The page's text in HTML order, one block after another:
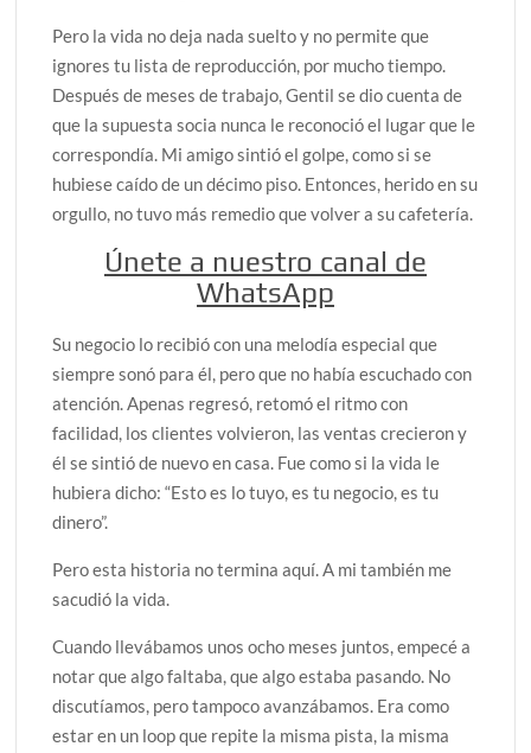
Pero la vida no deja nada suelto y no permite que
ignores tu lista de reproducción, por mucho tiempo.
Después de meses de trabajo, Gentil se dio cuenta de
que la supuesta socia nunca le reconoció el lugar que le
correspondía. Mi amigo sintió el golpe, como si se
hubiese caído de un décimo piso. Entonces, herido en su
orgullo, no tuvo más remedio que volver a su cafetería.
Únete a nuestro canal de
WhatsApp
Su negocio lo recibió con una melodía especial que
siempre sonó para él, pero que no había escuchado con
atención. Apenas regresó, retomó el ritmo con
facilidad, los clientes volvieron, las ventas crecieron y
él se sintió de nuevo en casa. Fue como si la vida le
hubiera dicho: “Esto es lo tuyo, es tu negocio, es tu
dinero”.
Pero esta historia no termina aquí. A mi también me
sacudió la vida.
Cuando llevábamos unos ocho meses juntos, empecé a
notar que algo faltaba, que algo estaba pasando. No
discutíamos, pero tampoco avanzábamos. Era como
estar en un loop que repite la misma pista, la misma